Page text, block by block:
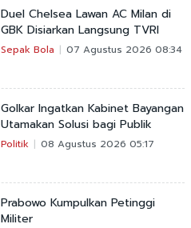
Duel Chelsea Lawan AC Milan di
GBK Disiarkan Langsung TVRI
Sepak Bola 07 Agustus 2026 08:34
Golkar Ingatkan Kabinet Bayangan
Utamakan Solusi bagi Publik
Politik 08 Agustus 2026 05:17
Prabowo Kumpulkan Petinggi
Militer